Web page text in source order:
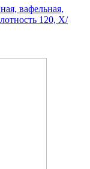
вафельная,
120, Х/